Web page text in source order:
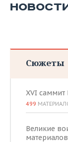
Сюжеты
XVI
499
Великие
материалов